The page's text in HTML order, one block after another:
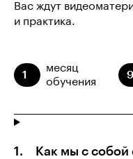
Вас ждут
и практика.
1
месяц
обучения
9
Как мы с